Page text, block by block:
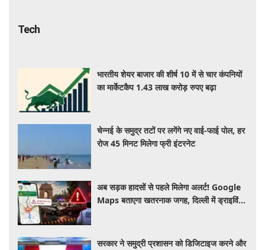
Tech
भारतीय शेयर बाजार की शीर्ष 10 में से चार कंपनियों
का मार्केटकैप 1.43 लाख करोड़ रुपए बढ़ा
चेन्नई के समुद्र तटों पर लगेंगे नए वाई-फाई पोल, हर
रोज 45 मिनट मिलेगा फ्री इंटरनेट
अब सड़क हादसों से पहले मिलेगा अलर्ट! Google
Maps बताएगा खतरनाक जगह, दिल्ली में ड्राइविंग
सरकार ने समुद्री प्रशासन को डिजिटाइज करने और